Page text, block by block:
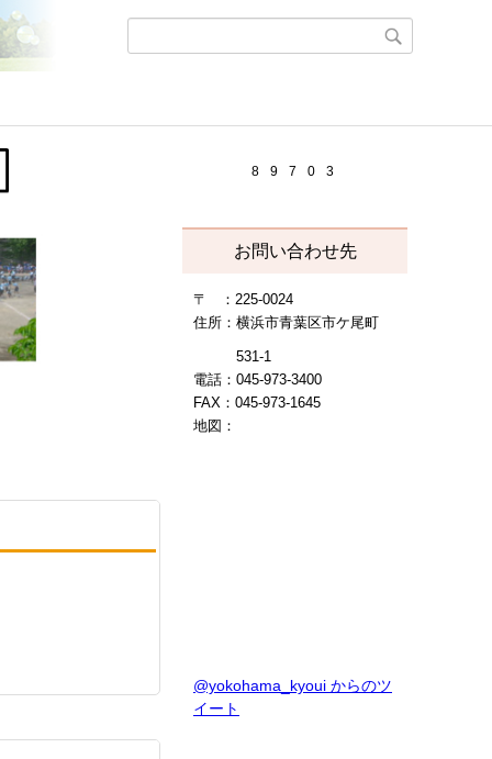
8 9 7 0 3
お問い合わせ先
〒 ：225-0024
住所：横浜市青葉区市ケ尾町
531-1
電話：045-973-3400
FAX：045-973-1645
地図：
@yokohama_kyoui からのツ
イート